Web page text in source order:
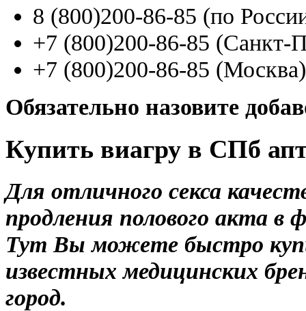
8 (800)200-86-85 (по
+7 (800)200-86-85 (Санкт-
+7 (800)200-86-85 (Москва)
Обязательно назовите
Купить виагру в СПб
Для отличного секса
продления полового акта в
Тут Вы можете быстро
известных медицинских
город.